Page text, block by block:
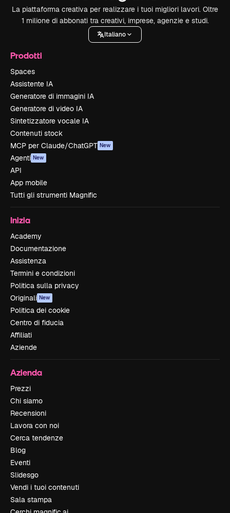
La piattaforma creativa per realizzare i tuoi migliori lavori. Oltre
1 milione di abbonati tra creativi, imprese, agenzie e studi.
Italiano
Prodotti
Spaces
Assistente IA
Generatore di immagini IA
Generatore di video IA
Sintetizzatore vocale IA
Contenuti stock
MCP per Claude/ChatGPT New
Agenti New
API
App mobile
Tutti gli strumenti Magnific
Inizia
Academy
Documentazione
Assistenza
Termini e condizioni
Politica sulla privacy
Originali New
Politica dei cookie
Centro di fiducia
Affiliati
Aziende
Azienda
Prezzi
Chi siamo
Recensioni
Lavora con noi
Cerca tendenze
Blog
Eventi
Slidesgo
Vendi i tuoi contenuti
Sala stampa